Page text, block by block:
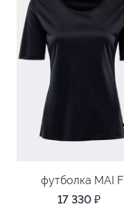
футболка MAI F
17 330 ₽